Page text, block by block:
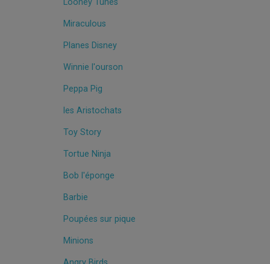
Miraculous
Planes Disney
Winnie l'ourson
Peppa Pig
les Aristochats
Toy Story
Tortue Ninja
Bob l'éponge
Barbie
Poupées sur pique
Minions